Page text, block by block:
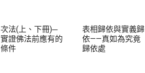
次法(上、下冊)─
實證佛法前應有的
條件
表相歸依與實義歸
依——真如為究竟
歸依處